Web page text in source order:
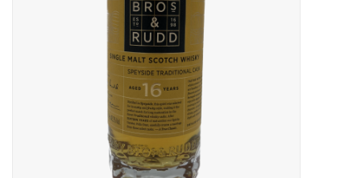
Relatiegeschenken